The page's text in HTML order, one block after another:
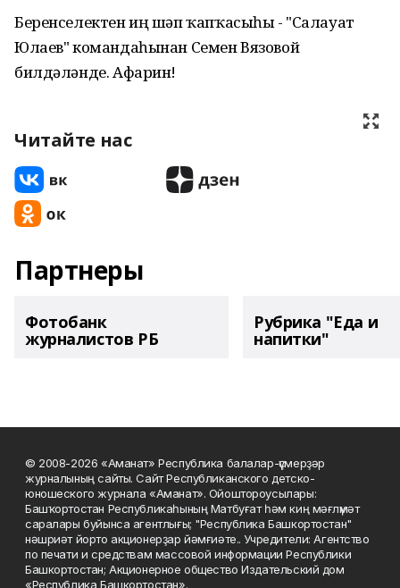
Беренселектен иң шәп ҡапҡасыһы - "Салауат
Юлаев" командаһынан Семен Вязовой
билдәләнде. Афарин!
Читайте нас
Партнеры
Фотобанк
журналистов РБ
Рубрика "Еда и
напитки"
© 2008-2026 «Аманат» Республика балалар-үҫмерҙәр
журналының сайты. Сайт Республиканского детско-
юношеского журнала «Аманат». Ойоштороусылары:
Башҡортостан Республикаһының Матбуғат һәм киң мәғлүмәт
саралары буйынса агентлығы; "Республика Башкортостан"
нәшриәт йорто акционерҙар йәмғиәте.. Учредители: Агентство
по печати и средствам массовой информации Республики
Башкортостан; Акционерное общество Издательский дом
«Республика Башкортостан».